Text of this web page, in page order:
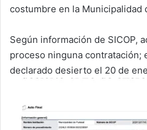
costumbre en la Municipalidad
Según información de SICOP,
proceso ninguna contratación;
declarado desierto el 20 de